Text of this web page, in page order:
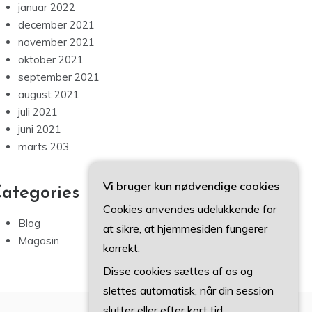
januar 2022
december 2021
november 2021
oktober 2021
september 2021
august 2021
juli 2021
juni 2021
marts 203
Blog
Magasin
Vi bruger kun nødvendige cookies
Cookies anvendes udelukkende for
at sikre, at hjemmesiden fungerer
korrekt.
Disse cookies sættes af os og
slettes automatisk, når din session